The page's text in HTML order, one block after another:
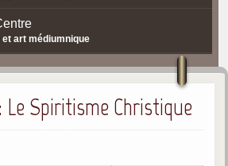
art médiumnique
Le Spiritisme Christique